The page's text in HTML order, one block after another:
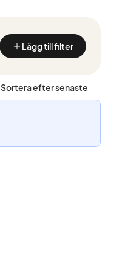
Lägg till filter
Sortera eftersenaste